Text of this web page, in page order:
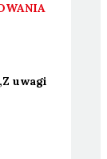
uwa­gi